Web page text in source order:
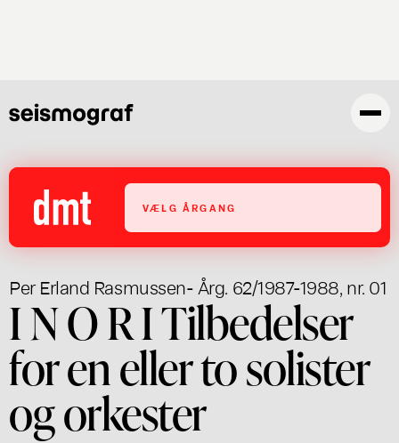
VÆLG ÅRGANG
Per Erland Rasmussen- Årg. 62/1987-1988, nr. 01
I N O R I Tilbedelser
for en eller to solister
og orkester